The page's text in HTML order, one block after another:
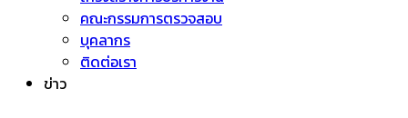
คณะกรรมการตรวจสอบ
บุคลากร
ติดต่อเรา
ข่าว